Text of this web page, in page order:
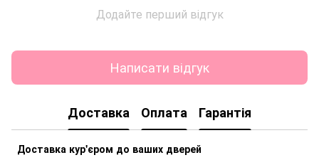
Додайте перший відгук
Написати відгук
Доставка Оплата Гарантія
Доставка кур'єром до ваших дверей